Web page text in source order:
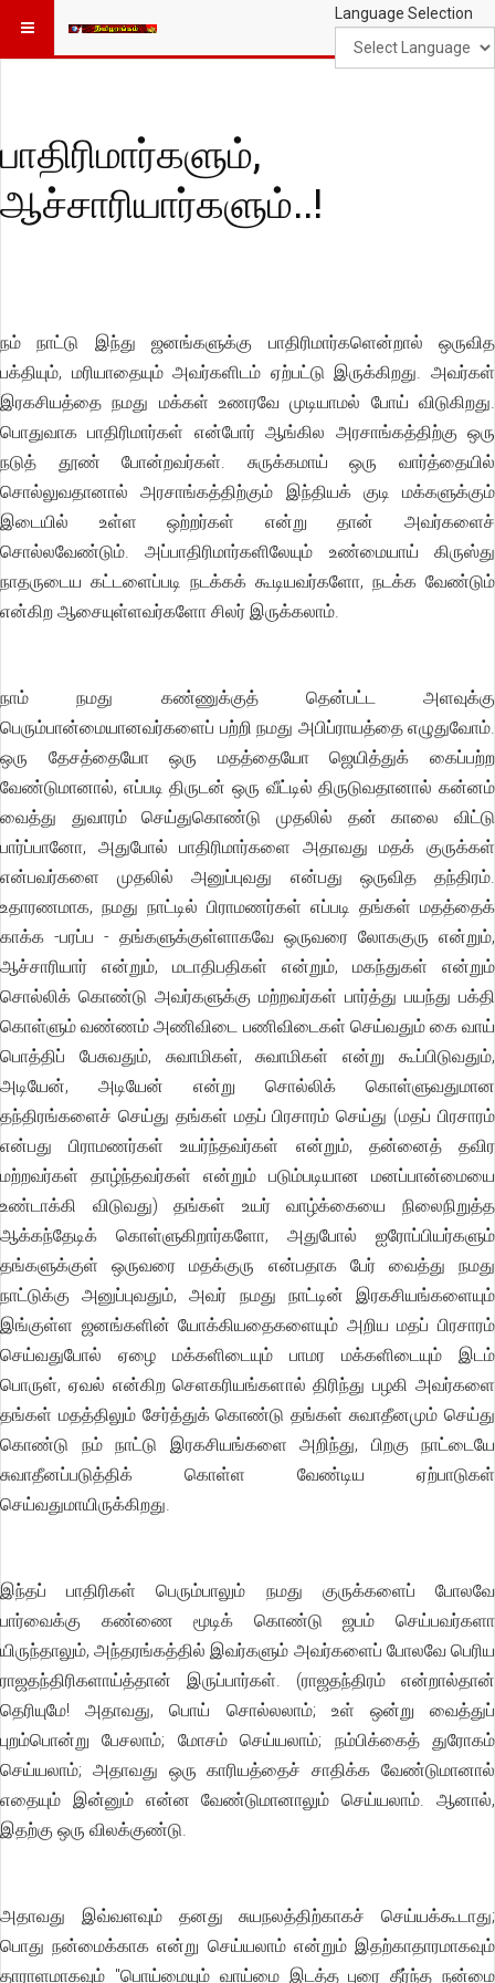
Language Selection
பாதிரிமார்களும்,
ஆச்சாரியார்களும்..!
நம் நாட்டு இந்து ஜனங்களுக்கு பாதிரிமார்களென்றால் ஒருவித
பக்தியும், மரியாதையும் அவர்களிடம் ஏற்பட்டு இருக்கிறது. அவர்கள்
இரகசியத்தை நமது மக்கள் உணரவே முடியாமல் போய் விடுகிறது.
பொதுவாக பாதிரிமார்கள் என்போர் ஆங்கில அரசாங்கத்திற்கு ஒரு
நடுத் தூண் போன்றவர்கள். சுருக்கமாய் ஒரு வார்த்தையில்
சொல்லுவதானால் அரசாங்கத்திற்கும் இந்தியக் குடி மக்களுக்கும்
இடையில் உள்ள ஒற்றர்கள் என்று தான் அவர்களைச்
சொல்லவேண்டும். அப்பாதிரிமார்களிலேயும் உண்மையாய் கிருஸ்து
நாதருடைய கட்டளைப்படி நடக்கக் கூடியவர்களோ, நடக்க வேண்டும்
என்கிற ஆசையுள்ளவர்களோ சிலர் இருக்கலாம்.
நாம் நமது கண்ணுக்குத் தென்பட்ட அளவுக்கு
பெரும்பான்மையானவர்களைப் பற்றி நமது அபிப்ராயத்தை எழுதுவோம்.
ஒரு தேசத்தையோ ஒரு மதத்தையோ ஜெயித்துக் கைப்பற்ற
வேண்டுமானால், எப்படி திருடன் ஒரு வீட்டில் திருடுவதானால் கன்னம்
வைத்து துவாரம் செய்துகொண்டு முதலில் தன் காலை விட்டு
பார்ப்பானோ, அதுபோல் பாதிரிமார்களை அதாவது மதக் குருக்கள்
என்பவர்களை முதலில் அனுப்புவது என்பது ஒருவித தந்திரம்.
உதாரணமாக, நமது நாட்டில் பிராமணர்கள் எப்படி தங்கள் மதத்தைக்
காக்க -பரப்ப - தங்களுக்குள்ளாகவே ஒருவரை லோககுரு என்றும்,
ஆச்சாரியார் என்றும், மடாதிபதிகள் என்றும், மகந்துகள் என்றும்
சொல்லிக் கொண்டு அவர்களுக்கு மற்றவர்கள் பார்த்து பயந்து பக்தி
கொள்ளும் வண்ணம் அணிவிடை பணிவிடைகள் செய்வதும் கை வாய்
பொத்திப் பேசுவதும், சுவாமிகள், சுவாமிகள் என்று கூப்பிடுவதும்,
அடியேன், அடியேன் என்று சொல்லிக் கொள்ளுவதுமான
தந்திரங்களைச் செய்து தங்கள் மதப் பிரசாரம் செய்து (மதப் பிரசாரம்
என்பது பிராமணர்கள் உயர்ந்தவர்கள் என்றும், தன்னைத் தவிர
மற்றவர்கள் தாழ்ந்தவர்கள் என்றும் படும்படியான மனப்பான்மையை
உண்டாக்கி விடுவது) தங்கள் உயர் வாழ்க்கையை நிலைநிறுத்த
ஆக்கந்தேடிக் கொள்ளுகிறார்களோ, அதுபோல் ஐரோப்பியர்களும்
தங்களுக்குள் ஒருவரை மதக்குரு என்பதாக பேர் வைத்து நமது
நாட்டுக்கு அனுப்புவதும், அவர் நமது நாட்டின் இரகசியங்களையும்
இங்குள்ள ஜனங்களின் யோக்கியதைகளையும் அறிய மதப் பிரசாரம்
செய்வதுபோல் ஏழை மக்களிடையும் பாமர மக்களிடையும் இடம்
பொருள், ஏவல் என்கிற செளகரியங்களால் திரிந்து பழகி அவர்களை
தங்கள் மதத்திலும் சேர்த்துக் கொண்டு தங்கள் சுவாதீனமும் செய்து
கொண்டு நம் நாட்டு இரகசியங்களை அறிந்து, பிறகு நாட்டையே
சுவாதீனப்படுத்திக் கொள்ள வேண்டிய ஏற்பாடுகள்
செய்வதுமாயிருக்கிறது.
இந்தப் பாதிரிகள் பெரும்பாலும் நமது குருக்களைப் போலவே
பார்வைக்கு கண்ணை மூடிக் கொண்டு ஜபம் செய்பவர்களா
யிருந்தாலும், அந்தரங்கத்தில் இவர்களும் அவர்களைப் போலவே பெரிய
ராஜதந்திரிகளாய்த்தான் இருப்பார்கள். (ராஜதந்திரம் என்றால்தான்
தெரியுமே! அதாவது, பொய் சொல்லலாம்; உள் ஒன்று வைத்துப்
புறம்பொன்று பேசலாம்; மோசம் செய்யலாம்; நம்பிக்கைத் துரோகம்
செய்யலாம்; அதாவது ஒரு காரியத்தைச் சாதிக்க வேண்டுமானால்
எதையும் இன்னும் என்ன வேண்டுமானாலும் செய்யலாம். ஆனால்,
இதற்கு ஒரு விலக்குண்டு.
அதாவது இவ்வளவும் தனது சுயநலத்திற்காகச் செய்யக்கூடாது;
பொது நன்மைக்காக என்று செய்யலாம் என்றும் இதற்காதாரமாகவும்
தாராளமாகவும் "பொய்மையும் வாய்மை இடத்த புரை தீர்ந்த நன்மை